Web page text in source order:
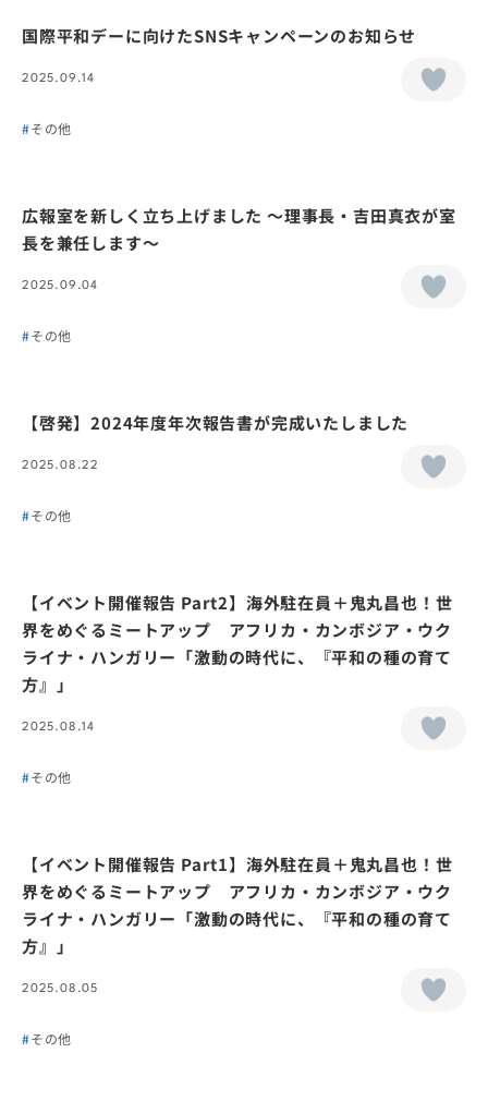
国際平和デーに向けたSNSキャンペーンのお知らせ
2025.09.14
その他
広報室を新しく立ち上げました ～理事長・吉田真衣が室
長を兼任します～
2025.09.04
その他
【啓発】2024年度年次報告書が完成いたしました
2025.08.22
その他
【イベント開催報告 Part2】海外駐在員＋鬼丸昌也！世
界をめぐるミートアップ アフリカ・カンボジア・ウク
ライナ・ハンガリー「激動の時代に、『平和の種の育て
方』」
2025.08.14
その他
【イベント開催報告 Part1】海外駐在員＋鬼丸昌也！世
界をめぐるミートアップ アフリカ・カンボジア・ウク
ライナ・ハンガリー「激動の時代に、『平和の種の育て
方』」
2025.08.05
その他